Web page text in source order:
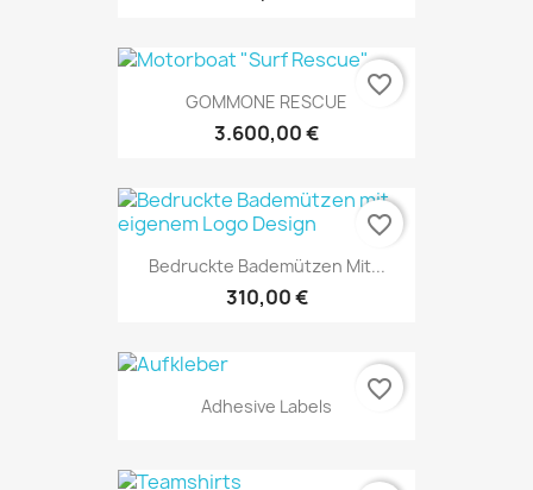
GOMMONE RESCUE
3.600,00 €
favorite_border
Bedruckte Bademützen Mit...
310,00 €
favorite_border
Adhesive Labels
favorite_border